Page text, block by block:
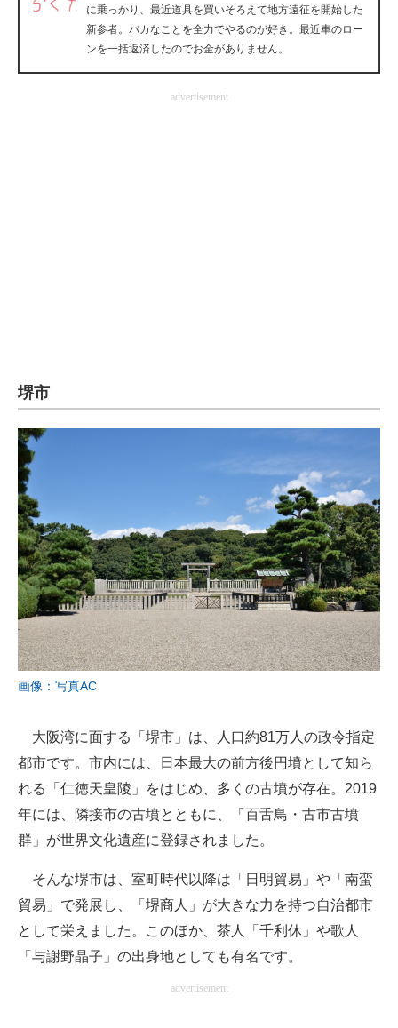
ITエンジニア向け専門サイト
企業向けIT製品の総合サイト
に乗っかり、最近道具を買いそろえて地方遠征を開始した
新参者。バカなことを全力でやるのが好き。最近車のロー
ンを一括返済したのでお金がありません。
advertisement
堺市
画像：写真AC
大阪湾に面する「堺市」は、人口約81万人の政令指定
都市です。市内には、日本最大の前方後円墳として知ら
れる「仁徳天皇陵」をはじめ、多くの古墳が存在。2019
年には、隣接市の古墳とともに、「百舌鳥・古市古墳
群」が世界文化遺産に登録されました。
そんな堺市は、室町時代以降は「日明貿易」や「南蛮
貿易」で発展し、「堺商人」が大きな力を持つ自治都市
として栄えました。このほか、茶人「千利休」や歌人
「与謝野晶子」の出身地としても有名です。
advertisement